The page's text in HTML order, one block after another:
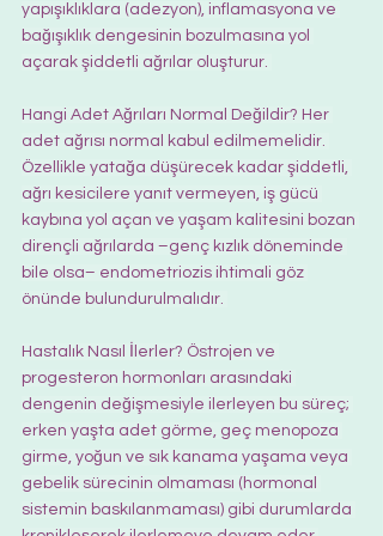
yapışıklıklara (adezyon), inflamasyona ve
bağışıklık dengesinin bozulmasına yol
açarak şiddetli ağrılar oluşturur.
Hangi Adet Ağrıları Normal Değildir? Her
adet ağrısı normal kabul edilmemelidir.
Özellikle yatağa düşürecek kadar şiddetli,
ağrı kesicilere yanıt vermeyen, iş gücü
kaybına yol açan ve yaşam kalitesini bozan
dirençli ağrılarda –genç kızlık döneminde
bile olsa– endometriozis ihtimali göz
önünde bulundurulmalıdır.
Hastalık Nasıl İlerler? Östrojen ve
progesteron hormonları arasındaki
dengenin değişmesiyle ilerleyen bu süreç;
erken yaşta adet görme, geç menopoza
girme, yoğun ve sık kanama yaşama veya
gebelik sürecinin olmaması (hormonal
sistemin baskılanmaması) gibi durumlarda